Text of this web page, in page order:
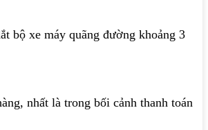
bộ xe máy quãng đường khoảng 3
nhất là trong bối cảnh thanh toán